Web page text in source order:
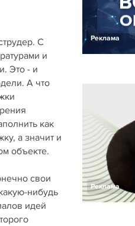
С
и
Это - и
А что
как
а значит и
объекте.
свои
нибудь
идей
Реклама
Реклама